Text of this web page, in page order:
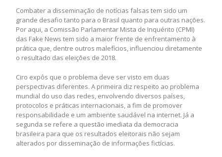
Combater a disseminação de notícias falsas tem sido um
grande desafio tanto para o Brasil quanto para outras nações.
Por aqui, a Comissão Parlamentar Mista de Inquérito (CPMI)
das Fake News tem sido a maior frente de enfrentamento à
prática que, dentre outros malefícios, influenciou diretamente
o resultado das eleições de 2018.
Ciro expôs que o problema deve ser visto em duas
perspectivas diferentes. A primeira diz respeito ao problema
mundial do uso das redes, envolvendo diversos países,
protocolos e práticas internacionais, a fim de promover
responsabilidade e um ambiente saudável na internet. Já a
segunda se refere a questão imediata da democracia
brasileira para que os resultados eleitorais não sejam
alterados por disseminação de informações fictícias.